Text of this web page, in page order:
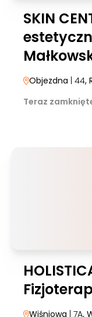
SKIN
Objezdna | 44,
Teraz
Wiśniowa | 7A,